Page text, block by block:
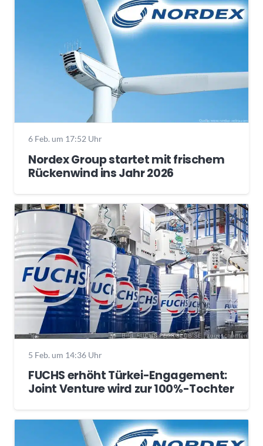
6 Feb. um 17:52 Uhr
Nordex Group startet mit frischem
Rückenwind ins Jahr 2026
5 Feb. um 14:36 Uhr
FUCHS erhöht Türkei-Engagement:
Joint Venture wird zur 100%-Tochter